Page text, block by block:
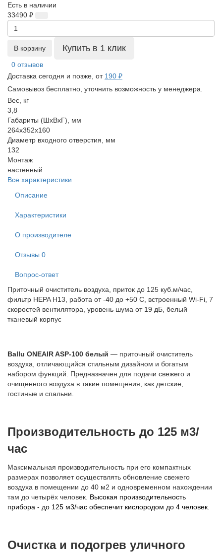
Есть в наличии
33490 ₽
В корзину Купить в 1 клик
0 отзывов
Доставка сегодня и позже, от 190 ₽
Самовывоз бесплатно, уточнить возможность у менеджера.
Вес, кг
3,8
Габариты (ШхВхГ), мм
264x352x160
Диаметр входного отверстия, мм
132
Монтаж
настенный
Все характеристики
Описание
Характеристики
О производителе
Отзывы 0
Вопрос-ответ
Приточный очиститель воздуха, приток до 125 куб.м/час,
фильтр HEPA H13, работа от -40 до +50 С, встроенный Wi-Fi, 7
скоростей вентилятора, уровень шума от 19 дБ, белый
тканевый корпус
Ballu ONEAIR ASP-100 белый — приточный очиститель
воздуха, отличающийся стильным дизайном и богатым
набором функций. Предназначен для подачи свежего и
очищенного воздуха в такие помещения, как детские,
гостиные и спальни.
Производительность до 125 м3/
час
Максимальная производительность при его компактных
размерах позволяет осуществлять обновление свежего
воздуха в помещении до 40 м2 и одновременном нахождении
там до четырёх человек. Высокая производительность
прибора - до 125 м3/час обеспечит кислородом до 4 человек.
Очистка и подогрев уличного